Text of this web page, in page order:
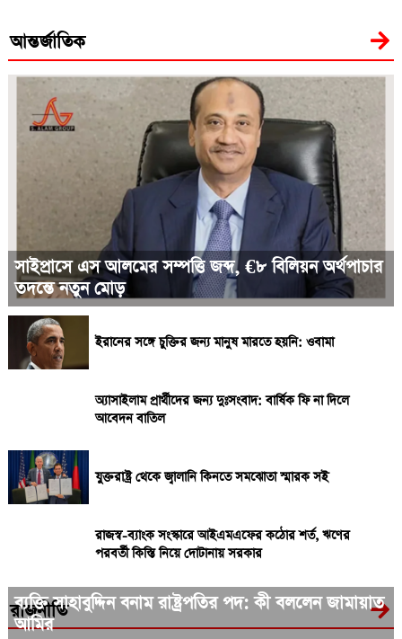
আন্তর্জাতিক
সাইপ্রাসে এস আলমের সম্পত্তি জব্দ, €৮ বিলিয়ন অর্থপাচার
তদন্তে নতুন মোড়
ইরানের সঙ্গে চুক্তির জন্য মানুষ মারতে হয়নি: ওবামা
অ্যাসাইলাম প্রার্থীদের জন্য দুঃসংবাদ: বার্ষিক ফি না দিলে
আবেদন বাতিল
যুক্তরাষ্ট্র থেকে জ্বালানি কিনতে সমঝোতা স্মারক সই
রাজস্ব-ব্যাংক সংস্কারে আইএমএফের কঠোর শর্ত, ঋণের
পরবর্তী কিস্তি নিয়ে দোটানায় সরকার
রাজনীতি
ব্যক্তি সাহাবুদ্দিন বনাম রাষ্ট্রপতির পদ: কী বললেন জামায়াত
আমির